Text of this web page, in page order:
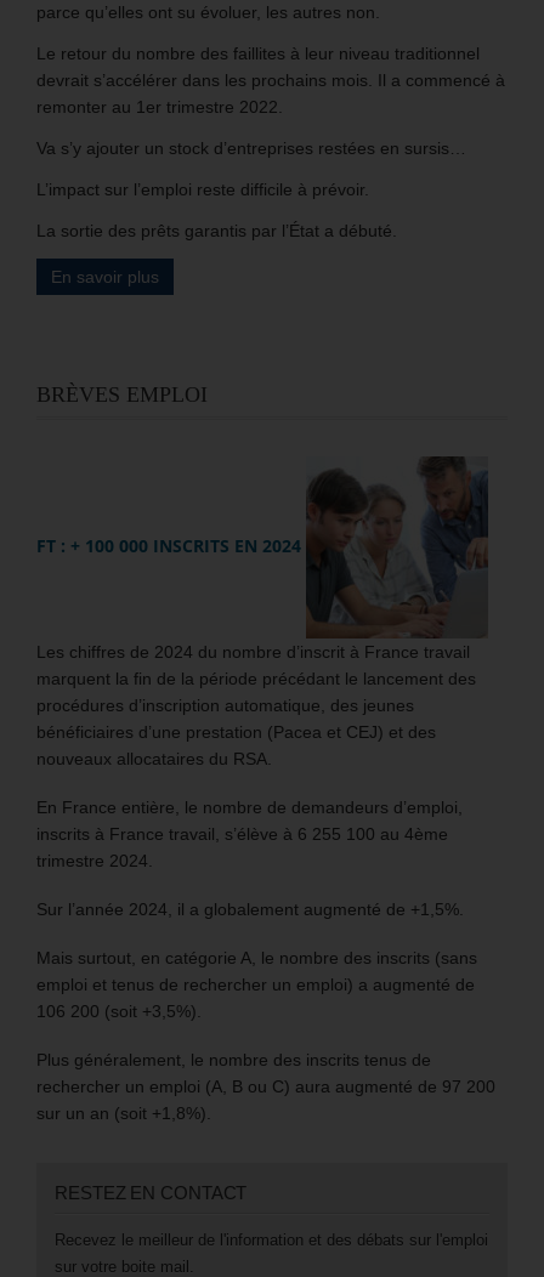
parce qu’elles ont su évoluer, les autres non.
Le retour du nombre des faillites à leur niveau traditionnel
devrait s’accélérer dans les prochains mois. Il a commencé à
remonter au 1er trimestre 2022.
Va s’y ajouter un stock d’entreprises restées en sursis…
L’impact sur l’emploi reste difficile à prévoir.
La sortie des prêts garantis par l’État a débuté.
En savoir plus
BRÈVES EMPLOI
FT : + 100 000 INSCRITS EN 2024
Les chiffres de 2024 du nombre d’inscrit à France travail
marquent la fin de la période précédant le lancement des
procédures d’inscription automatique, des jeunes
bénéficiaires d’une prestation (Pacea et CEJ) et des
nouveaux allocataires du RSA.
En France entière, le nombre de demandeurs d’emploi,
inscrits à France travail, s’élève à 6 255 100 au 4ème
trimestre 2024.
Sur l’année 2024, il a globalement augmenté de +1,5%.
Mais surtout, en catégorie A, le nombre des inscrits (sans
emploi et tenus de rechercher un emploi) a augmenté de
106 200 (soit +3,5%).
Plus généralement, le nombre des inscrits tenus de
rechercher un emploi (A, B ou C) aura augmenté de 97 200
sur un an (soit +1,8%).
RESTEZ EN CONTACT
Recevez le meilleur de l'information et des débats sur l'emploi
sur votre boite mail.